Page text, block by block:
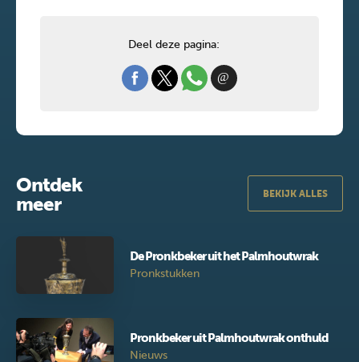
Deel deze pagina:
Ontdek
meer
BEKIJK ALLES
De Pronkbeker uit het Palmhoutwrak
Pronkstukken
Pronkbeker uit Palmhoutwrak onthuld
Nieuws